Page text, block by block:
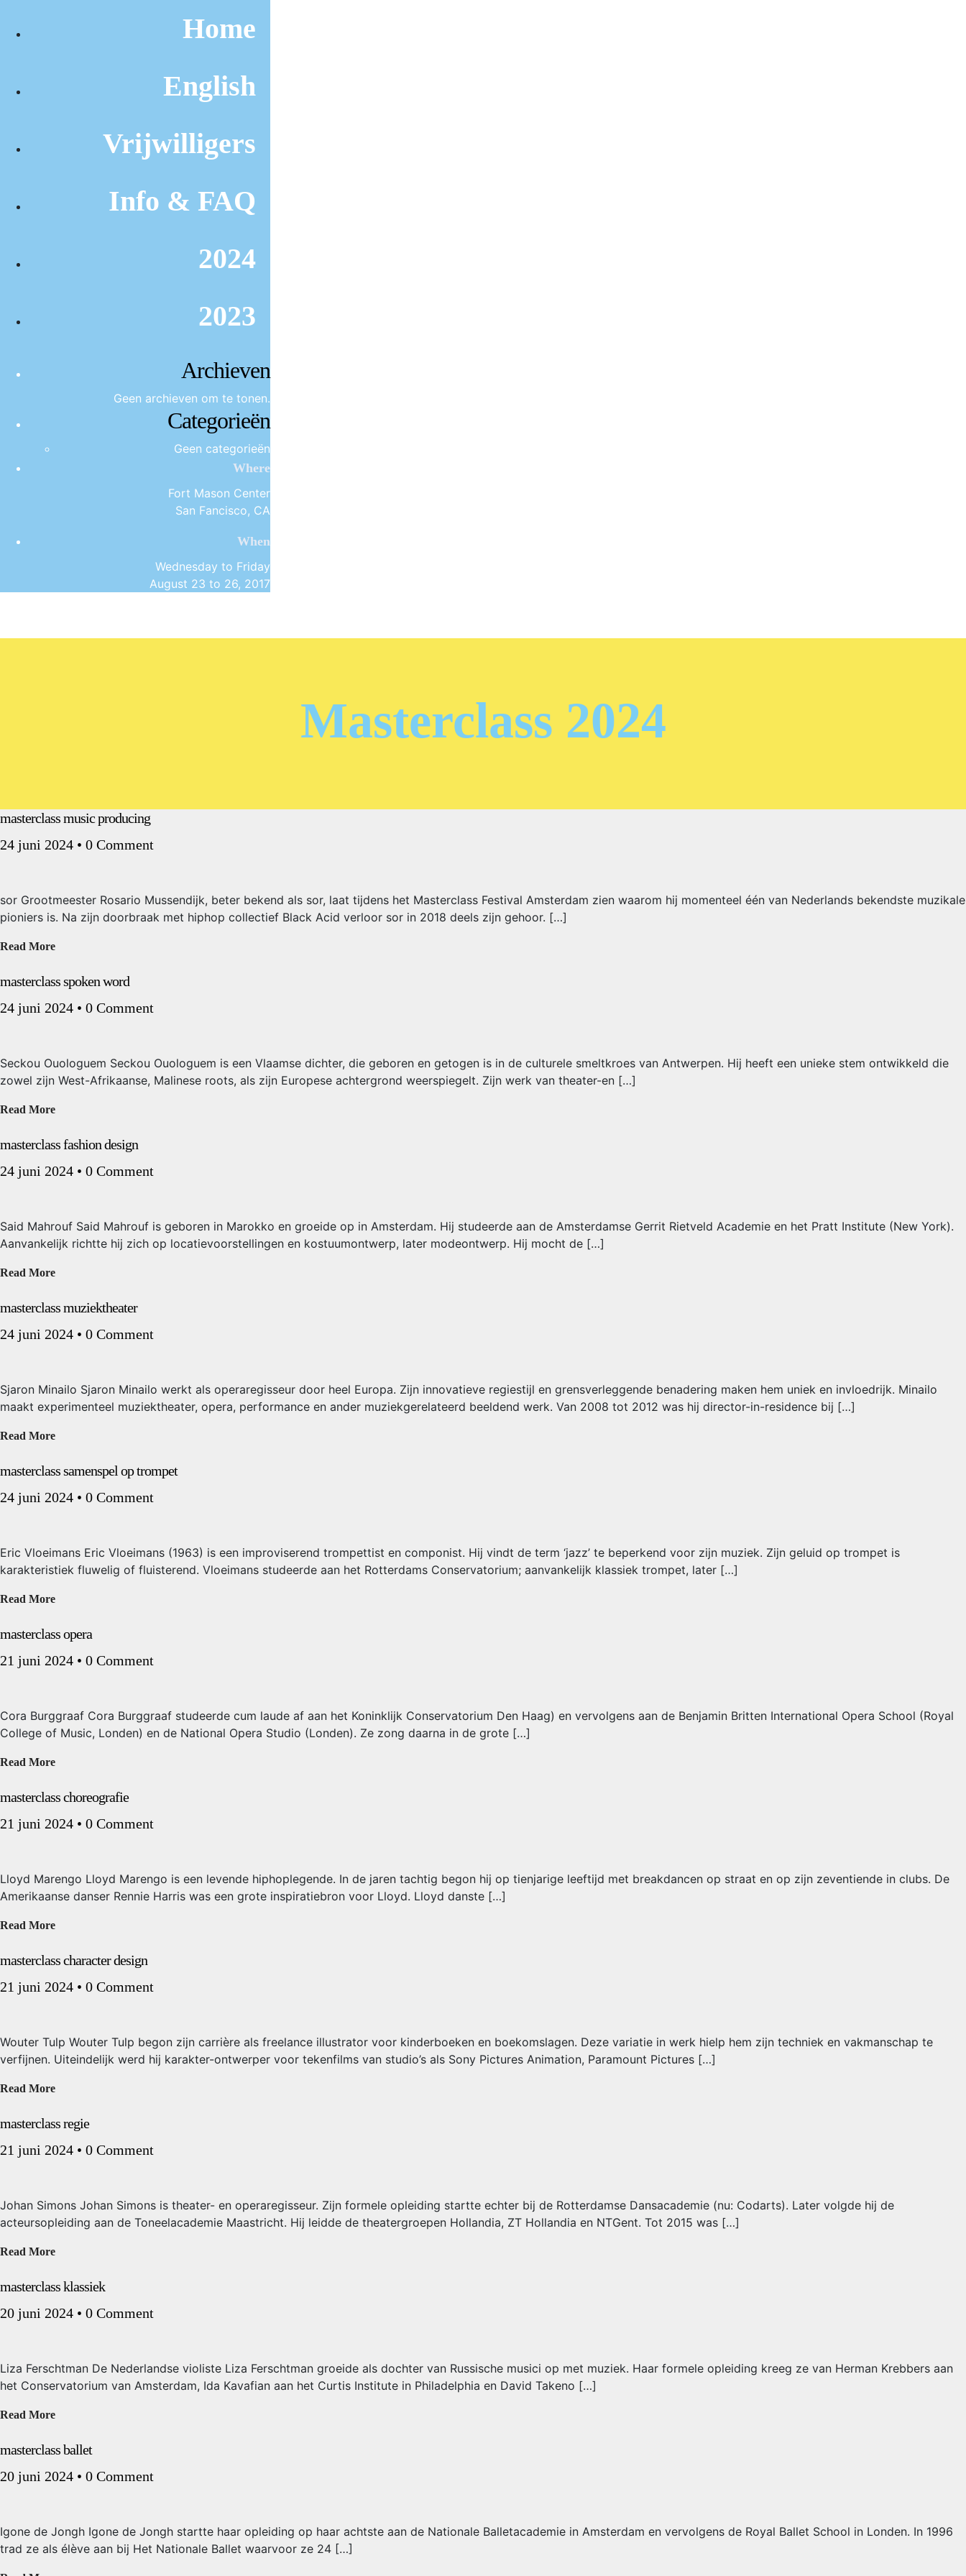
Home
English
Vrijwilligers
Info & FAQ
2024
2023
Archieven
Geen archieven om te tonen.
Categorieën
Geen categorieën
Where
Fort Mason Center
San Fancisco, CA
When
Wednesday to Friday
August 23 to 26, 2017
Masterclass 2024
masterclass music producing
24 juni 2024 • 0 Comment
sor Grootmeester Rosario Mussendijk, beter bekend als sor, laat tijdens het Masterclass Festival Amsterdam zien waarom hij momenteel één van Nederlands bekendste muzikale
pioniers is. Na zijn doorbraak met hiphop collectief Black Acid verloor sor in 2018 deels zijn gehoor. […]
Read More
masterclass spoken word
24 juni 2024 • 0 Comment
Seckou Ouologuem Seckou Ouologuem is een Vlaamse dichter, die geboren en getogen is in de culturele smeltkroes van Antwerpen. Hij heeft een unieke stem ontwikkeld die
zowel zijn West-Afrikaanse, Malinese roots, als zijn Europese achtergrond weerspiegelt. Zijn werk van theater-en […]
Read More
masterclass fashion design
24 juni 2024 • 0 Comment
Said Mahrouf Said Mahrouf is geboren in Marokko en groeide op in Amsterdam. Hij studeerde aan de Amsterdamse Gerrit Rietveld Academie en het Pratt Institute (New York).
Aanvankelijk richtte hij zich op locatievoorstellingen en kostuumontwerp, later modeontwerp. Hij mocht de […]
Read More
masterclass muziektheater
24 juni 2024 • 0 Comment
Sjaron Minailo Sjaron Minailo werkt als operaregisseur door heel Europa. Zijn innovatieve regiestijl en grensverleggende benadering maken hem uniek en invloedrijk. Minailo
maakt experimenteel muziektheater, opera, performance en ander muziekgerelateerd beeldend werk. Van 2008 tot 2012 was hij director-in-residence bij […]
Read More
masterclass samenspel op trompet
24 juni 2024 • 0 Comment
Eric Vloeimans Eric Vloeimans (1963) is een improviserend trompettist en componist. Hij vindt de term ‘jazz’ te beperkend voor zijn muziek. Zijn geluid op trompet is
karakteristiek fluwelig of fluisterend. Vloeimans studeerde aan het Rotterdams Conservatorium; aanvankelijk klassiek trompet, later […]
Read More
masterclass opera
21 juni 2024 • 0 Comment
Cora Burggraaf Cora Burggraaf studeerde cum laude af aan het Koninklijk Conservatorium Den Haag) en vervolgens aan de Benjamin Britten International Opera School (Royal
College of Music, Londen) en de National Opera Studio (Londen). Ze zong daarna in de grote […]
Read More
masterclass choreografie
21 juni 2024 • 0 Comment
Lloyd Marengo Lloyd Marengo is een levende hiphoplegende. In de jaren tachtig begon hij op tienjarige leeftijd met breakdancen op straat en op zijn zeventiende in clubs. De
Amerikaanse danser Rennie Harris was een grote inspiratiebron voor Lloyd. Lloyd danste […]
Read More
masterclass character design
21 juni 2024 • 0 Comment
Wouter Tulp Wouter Tulp begon zijn carrière als freelance illustrator voor kinderboeken en boekomslagen. Deze variatie in werk hielp hem zijn techniek en vakmanschap te
verfijnen. Uiteindelijk werd hij karakter-ontwerper voor tekenfilms van studio’s als Sony Pictures Animation, Paramount Pictures […]
Read More
masterclass regie
21 juni 2024 • 0 Comment
Johan Simons Johan Simons is theater- en operaregisseur. Zijn formele opleiding startte echter bij de Rotterdamse Dansacademie (nu: Codarts). Later volgde hij de
acteursopleiding aan de Toneelacademie Maastricht. Hij leidde de theatergroepen Hollandia, ZT Hollandia en NTGent. Tot 2015 was […]
Read More
masterclass klassiek
20 juni 2024 • 0 Comment
Liza Ferschtman De Nederlandse violiste Liza Ferschtman groeide als dochter van Russische musici op met muziek. Haar formele opleiding kreeg ze van Herman Krebbers aan
het Conservatorium van Amsterdam, Ida Kavafian aan het Curtis Institute in Philadelphia en David Takeno […]
Read More
masterclass ballet
20 juni 2024 • 0 Comment
Igone de Jongh Igone de Jongh startte haar opleiding op haar achtste aan de Nationale Balletacademie in Amsterdam en vervolgens de Royal Ballet School in Londen. In 1996
trad ze als élève aan bij Het Nationale Ballet waarvoor ze 24 […]